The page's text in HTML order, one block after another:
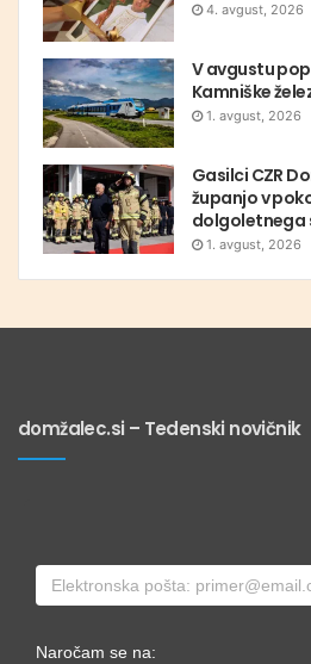
4. avgust, 2026
V avgustu
Kamniške
1. avgust, 2026
Gasilci CZR
županjo v
dolgoletnega
1. avgust, 2026
domžalec.si – Tedenski novičnik
Naročam se na: